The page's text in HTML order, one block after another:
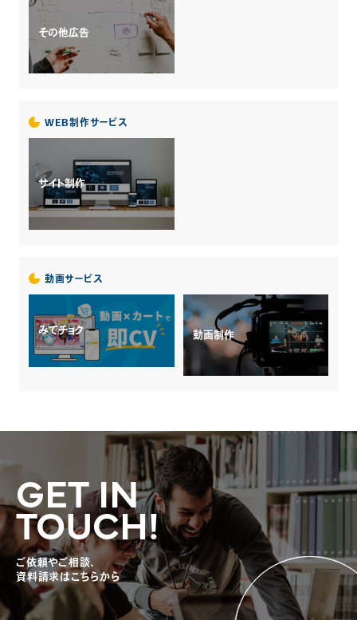
その他広告
WEB制作サービス
サイト制作
動画サービス
みてチョク 動画制作
GET IN
TOUCH!
ご依頼やご相談、
資料請求はこちらから